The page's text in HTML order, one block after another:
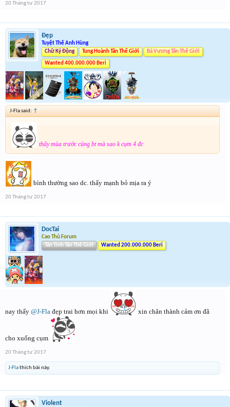
20 Tháng tư 2017
Đẹp
Tuyệt Thế Anh Hùng
Chữ Ký Động
Tung Hoành Tân Thế Giới Bá Vương Tân Thế Giới
Wanted 400.000.000 Beri
J-Fla said: ↑
thấy mùa trước củng bt mà sao k cụm 4 đc
bình thường sao dc. thấy mạnh bỏ mịa ra ý
20 Tháng tư 2017
DocTai
Cao Thủ Forum
Tân Tinh Tân Thế Giới
Wanted 200.000.000 Beri
nay thấy @J-Fla đẹp trai hơn mọi khi xin chân thành cảm ơn đã
cho xuống cụm
20 Tháng tư 2017
J-Flathích bài này.
Violent